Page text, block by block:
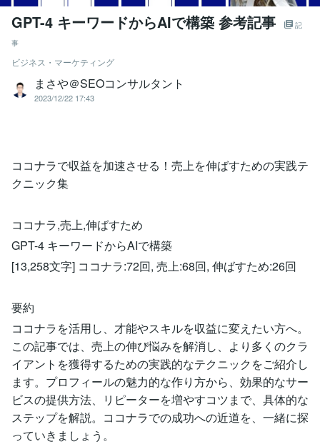
GPT-4 キーワードからAIで構築 参考記事
記
事
ビジネス・マーケティング
まさや＠SEOコンサルタント
2023/12/22 17:43
ココナラで収益を加速させる！売上を伸ばすための実践テ
クニック集
ココナラ,売上,伸ばすため
GPT-4 キーワードからAIで構築
[13,258文字] ココナラ:72回, 売上:68回, 伸ばすため:26回
要約
ココナラを活用し、才能やスキルを収益に変えたい方へ。
この記事では、売上の伸び悩みを解消し、より多くのクラ
イアントを獲得するための実践的なテクニックをご紹介し
ます。プロフィールの魅力的な作り方から、効果的なサー
ビスの提供方法、リピーターを増やすコツまで、具体的な
ステップを解説。ココナラでの成功への近道を、一緒に探
っていきましょう。